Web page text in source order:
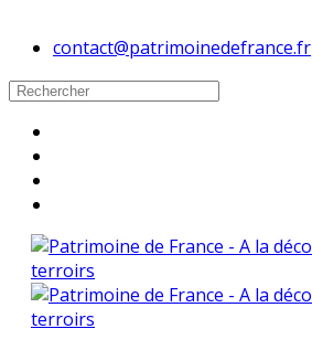
contact@patrimoinedefrance.fr